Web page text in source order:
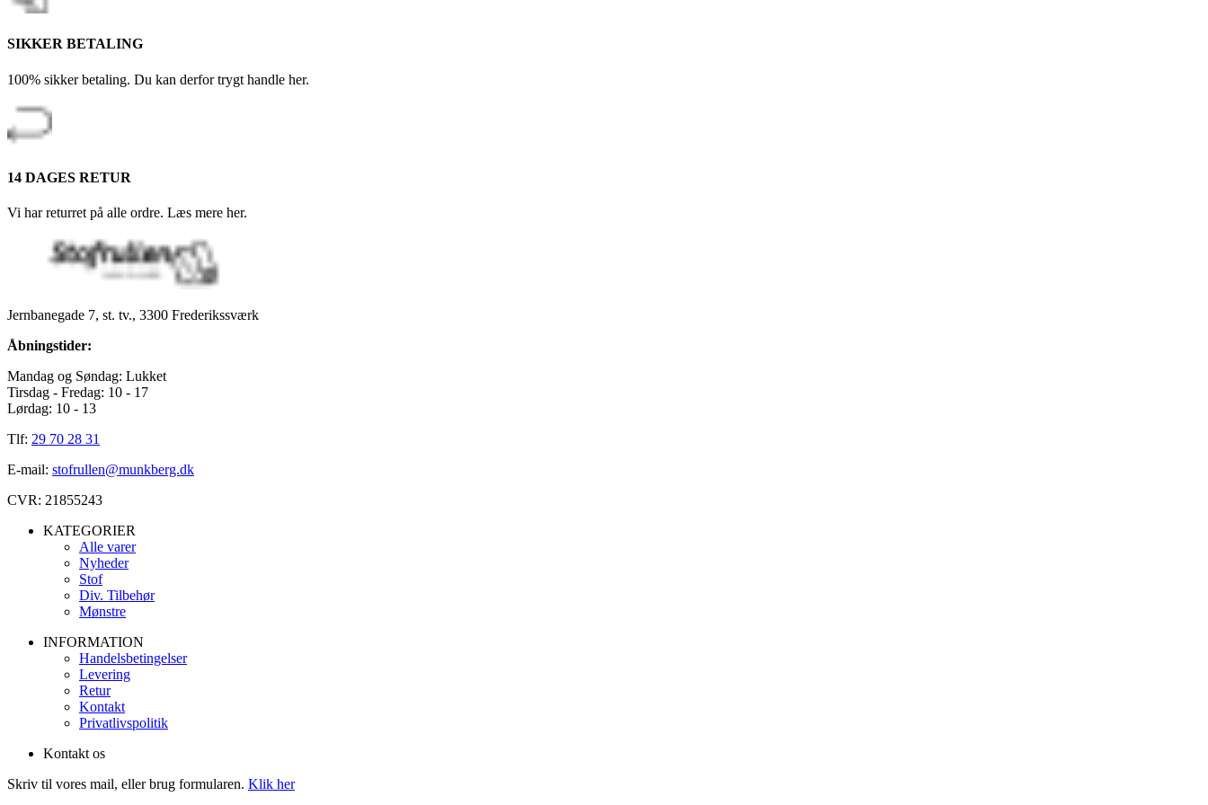
SIKKER BETALING
100% sikker betaling. Du kan derfor trygt handle her.
14 DAGES RETUR
Vi har returret på alle ordre. Læs mere her.
Jernbanegade 7, st. tv., 3300 Frederikssværk
Åbningstider:
Mandag og Søndag: Lukket
Tirsdag - Fredag: 10 - 17
Lørdag: 10 - 13
Tlf: 29 70 28 31
E-mail: stofrullen@munkberg.dk
CVR: 21855243
KATEGORIER
Alle varer
Nyheder
Stof
Div. Tilbehør
Mønstre
INFORMATION
Handelsbetingelser
Levering
Retur
Kontakt
Privatlivspolitik
Kontakt os
Skriv til vores mail, eller brug formularen. Klik her